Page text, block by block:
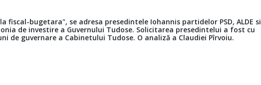
fiscal-bugetara", se adresa presedintele Iohannis partidelor PSD, ALDE si
de investire a Guvernului Tudose. Solicitarea presedintelui a fost cu
de guvernare a Cabinetului Tudose. O analiză a Claudiei Pîrvoiu.